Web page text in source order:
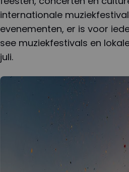
internationale
evenementen, er is voor
see muziekfestivals en
juli.